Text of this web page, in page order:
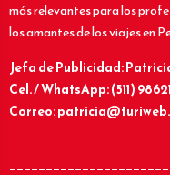
más relevantes para los
los amantes de los viajes en
Jefa de Publicidad:
Cel. / WhatsApp: (511)
Correo: